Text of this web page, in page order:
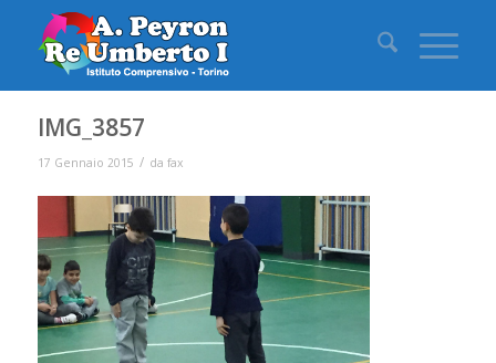
IMG_3857
17 Gennaio 2015 / da fax